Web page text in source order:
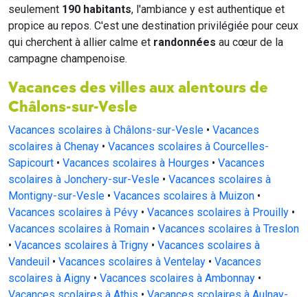
seulement 190 habitants, l'ambiance y est authentique et
propice au repos. C'est une destination privilégiée pour ceux
qui cherchent à allier calme et randonnées au cœur de la
campagne champenoise.
Vacances des villes aux alentours de
Châlons-sur-Vesle
Vacances scolaires à Châlons-sur-Vesle • Vacances
scolaires à Chenay • Vacances scolaires à Courcelles-
Sapicourt • Vacances scolaires à Hourges • Vacances
scolaires à Jonchery-sur-Vesle • Vacances scolaires à
Montigny-sur-Vesle • Vacances scolaires à Muizon •
Vacances scolaires à Pévy • Vacances scolaires à Prouilly •
Vacances scolaires à Romain • Vacances scolaires à Treslon
• Vacances scolaires à Trigny • Vacances scolaires à
Vandeuil • Vacances scolaires à Ventelay • Vacances
scolaires à Aigny • Vacances scolaires à Ambonnay •